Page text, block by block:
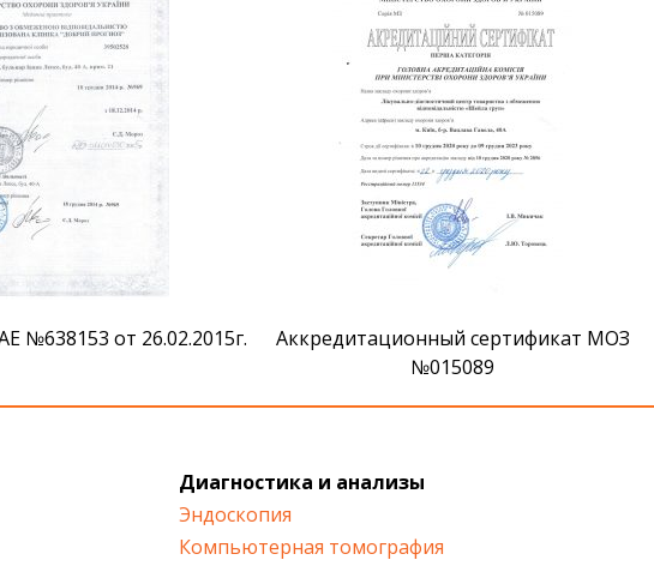
№638153 от 26.02.2015г.
Аккредитационный сертификат МОЗ
№015089
Диагностика и анализы
Эндоскопия
Компьютерная томография